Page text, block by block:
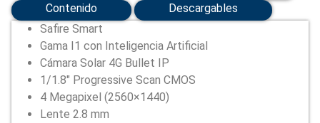
Contenido
Descargables
Safire Smart
Gama I1 con Inteligencia Artificial
Cámara Solar 4G Bullet IP
1/1.8″ Progressive Scan CMOS
4 Megapixel (2560×1440)
Lente 2.8 mm